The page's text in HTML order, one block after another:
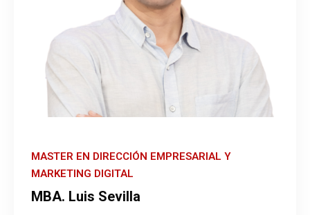
MASTER EN DIRECCIÓN EMPRESARIAL Y
MARKETING DIGITAL
MBA. Luis Sevilla